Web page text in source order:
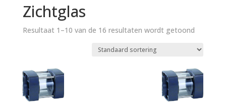
Zichtglas
Resultaat 1–10 van de 16 resultaten wordt getoond